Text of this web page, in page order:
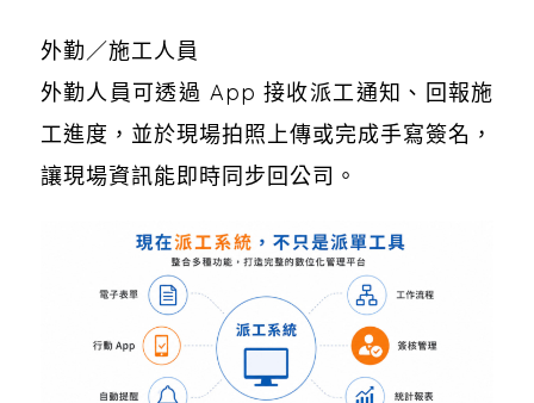
外勤／施工人員
外勤人員可透過 App 接收派工通知、回報施
工進度，並於現場拍照上傳或完成手寫簽名，
讓現場資訊能即時同步回公司。